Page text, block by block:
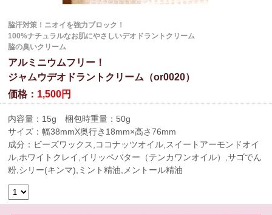
脇汗対策！ニオイを強力ブロック！
100%ナチュラルなお肌にやさしいデオドラントクリーム
脇の臭いクリーム
アルミニウムフリー！
ジャムウデオドラントクリーム（or0020）
価格： 1,500円
内容量：15g 梱包時重量：50g
サイズ：幅38mmX奥行き18mm×高さ76mm
成分：ビーズワックス,ココナッツオイル,スイートアーモンドオイ
ル,ホワイトクレイ,イリッペバター（テンカワンオイル）,サゴでん
粉,シリー(キンマ),ミント精油,メントール精油